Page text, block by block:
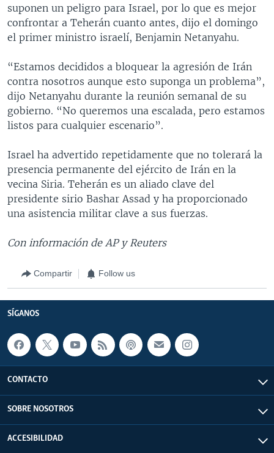
suponen un peligro para Israel, por lo que es mejor
confrontar a Teherán cuanto antes, dijo el domingo
el primer ministro israelí, Benjamin Netanyahu.
“Estamos decididos a bloquear la agresión de Irán
contra nosotros aunque esto suponga un problema”,
dijo Netanyahu durante la reunión semanal de su
gobierno. “No queremos una escalada, pero estamos
listos para cualquier escenario”.
Israel ha advertido repetidamente que no tolerará la
presencia permanente del ejército de Irán en la
vecina Siria. Teherán es un aliado clave del
presidente sirio Bashar Assad y ha proporcionado
una asistencia militar clave a sus fuerzas.
Con información de AP y Reuters
Compartir Follow us
SÍGANOS
CONTACTO
SOBRE NOSOTROS
ACCESIBILIDAD